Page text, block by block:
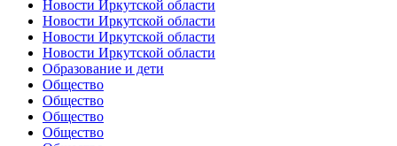
Новости Иркутской области
Новости Иркутской области
Новости Иркутской области
Новости Иркутской области
Образование и дети
Общество
Общество
Общество
Общество